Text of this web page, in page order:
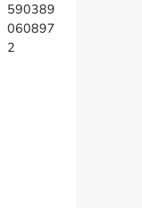
590389
060897
2